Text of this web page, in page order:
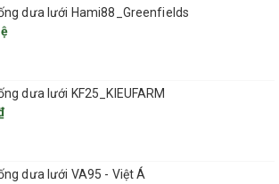
dưa lưới Hami88_Greenfields
dưa lưới KF25_KIEUFARM
dưa lưới VA95 - Việt Á